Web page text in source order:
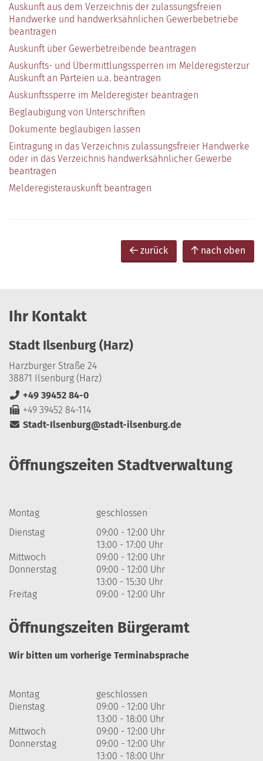
Auskunft aus dem Verzeichnis der zulassungsfreien
Handwerke und handwerksähnlichen Gewerbebetriebe
beantragen
Auskunft über Gewerbetreibende beantragen
Auskunfts- und Übermittlungssperren im Melderegisterzur
Auskunft an Parteien u.a. beantragen
Auskunftssperre im Melderegister beantragen
Beglaubigung von Unterschriften
Dokumente beglaubigen lassen
Eintragung in das Verzeichnis zulassungsfreier Handwerke
oder in das Verzeichnis handwerksähnlicher Gewerbe
beantragen
Melderegisterauskunft beantragen
zurück nach oben
Ihr Kontakt
Stadt Ilsenburg (Harz)
Harzburger Straße 24
38871 Ilsenburg (Harz)
+49 39452 84-0
+49 39452 84-114
Stadt-Ilsenburg@stadt-ilsenburg.de
Öffnungszeiten Stadtverwaltung
Montag
geschlossen
Dienstag
09:00 - 12:00 Uhr
13:00 - 17:00 Uhr
Mittwoch
09:00 - 12:00 Uhr
Donnerstag
09:00 - 12:00 Uhr
13:00 - 15:30 Uhr
Freitag
09:00 - 12:00 Uhr
Öffnungszeiten Bürgeramt
Wir bitten um vorherige Terminabsprache
Montag
geschlossen
Dienstag
09:00 - 12:00 Uhr
13:00 - 18:00 Uhr
Mittwoch
09:00 - 12:00 Uhr
Donnerstag
09:00 - 12:00 Uhr
13:00 - 18:00 Uhr